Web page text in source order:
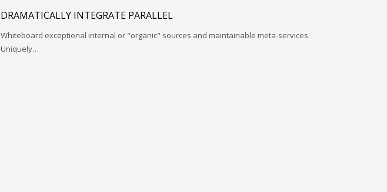
DRAMATICALLY INTEGRATE PARALLEL
Whiteboard exceptional internal or "organic" sources and maintainable meta-services.
Uniquely…